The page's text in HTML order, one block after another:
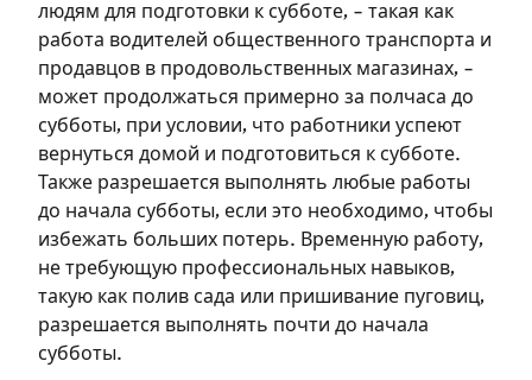
людям для подготовки к субботе, – такая как
работа водителей общественного транспорта и
продавцов в продовольственных магазинах, –
может продолжаться примерно за полчаса до
субботы, при условии, что работники успеют
вернуться домой и подготовиться к субботе.
Также разрешается выполнять любые работы
до начала субботы, если это необходимо, чтобы
избежать больших потерь. Временную работу,
не требующую профессиональных навыков,
такую как полив сада или пришивание пуговиц,
разрешается выполнять почти до начала
субботы.
Зарегистрироваться
на сайте
Чтобы делать пометки на сайте,
необходимо зарегистрироваться.
Подписаться Войти